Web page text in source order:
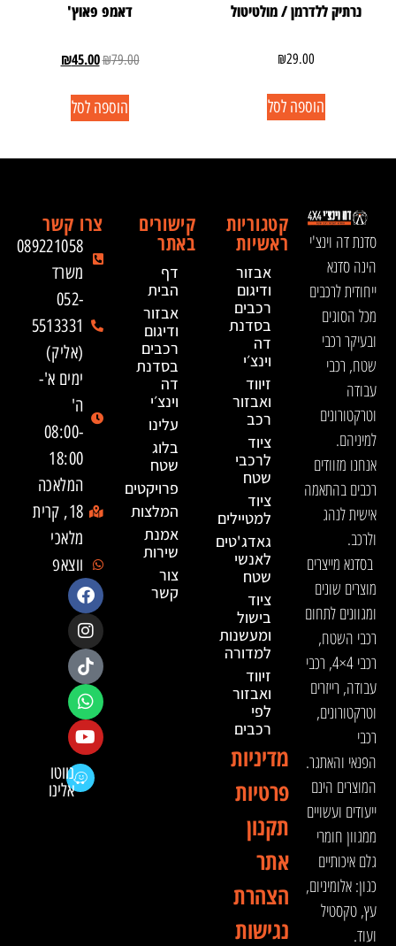
נרתיק ללדרמן / מולטיטול
₪29.00
הוספה לסל
דאמפ פאוץ'
₪79.00
₪45.00
הוספה לסל
סדנת דה וינצ'י
הינה סדנא
ייחודית לרכבים
מכל הסוגים
ובעיקר רכבי
שטח, רכבי
עבודה
וטרקטורונים
למיניהם.
אנחנו מזוודים
רכבים בהתאמה
אישית לנהג
ולרכב.
בסדנא מייצרים
מוצרים שונים
ומגוונים לתחום
רכבי השטח,
רכבי 4×4, רכבי
עבודה, רייזרים
וטרקטורונים,
רכבי
הפנאי והאתגר.
המוצרים הינם
ייעודים ועשויים
ממגוון חומרי
גלם איכותיים
כגון: אלומיניום,
עץ, טקסטיל
ועוד.
קטגוריות
ראשיות
אבזור
ודיגום
רכבים
בסדנת
דה
וינצ׳י
זיווד
ואבזור
רכב
ציוד
לרכבי
שטח
ציוד
למטיילים
גאדג'טים
לאנשי
שטח
ציוד
בישול
ומעשנות
למדורה
זיווד
ואבזור
לפי
רכבים
מדיניות
פרטיות
תקנון
אתר
הצהרת
נגישות
קישורים
באתר
דף
הבית
אבזור
ודיגום
רכבים
בסדנת
דה
וינצ׳י
עלינו
בלוג
שטח
פרויקטים
המלצות
אמנת
שירות
צור
קשר
צרו קשר
089221058
משרד
052-
5513331
(אליק)
ימים א'-
ה'
08:00-
18:00
המלאכה
18, קרית
מלאכי
ווצאפ
נווטו
אלינו